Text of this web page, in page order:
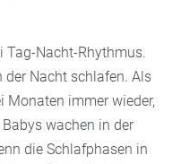
Tag-Nacht-Rhythmus.
der Nacht schlafen. Als
Monaten immer wieder,
wachen in der
die Schlafphasen in